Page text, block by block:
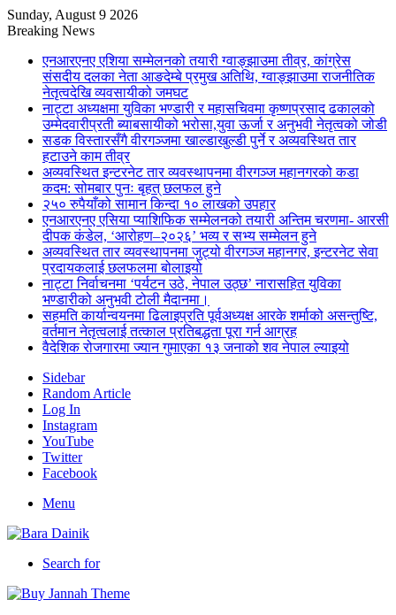
Sunday, August 9 2026
Breaking News
एनआरएनए एशिया सम्मेलनको तयारी ग्वाङ्झाउमा तीव्र, कांग्रेस
संसदीय दलका नेता आङदेम्बे प्रमुख अतिथि, ग्वाङ्झाउमा राजनीतिक
नेतृत्वदेखि व्यवसायीको जमघट
नाट्टा अध्यक्षमा युविका भण्डारी र महासचिवमा कृष्णप्रसाद ढकालको
उम्मेदवारीप्रती ब्याबसायीको भरोसा,युवा ऊर्जा र अनुभवी नेतृत्वको जोडी
सडक विस्तारसँगै वीरगञ्जमा खाल्डाखुल्डी पुर्ने र अव्यवस्थित तार
हटाउने काम तीव्र
अव्यवस्थित इन्टरनेट तार व्यवस्थापनमा वीरगञ्ज महानगरको कडा
कदम: सोमबार पुनः बृहत् छलफल हुने
२५० रुपैयाँको सामान किन्दा १० लाखको उपहार
एनआरएनए एसिया प्याशिफिक सम्मेलनको तयारी अन्तिम चरणमा- आरसी
दीपक कंडेल, ‘आरोहण–२०२६’ भव्य र सभ्य सम्मेलन हुने
अव्यवस्थित तार व्यवस्थापनमा जुट्यो वीरगञ्ज महानगर, इन्टरनेट सेवा
प्रदायकलाई छलफलमा बोलाइयो
नाट्टा निर्वाचनमा ‘पर्यटन उठे, नेपाल उठ्छ’ नारासहित युविका
भण्डारीको अनुभवी टोली मैदानमा।
सहमति कार्यान्वयनमा ढिलाइप्रति पूर्वअध्यक्ष आरके शर्माको असन्तुष्टि,
वर्तमान नेतृत्वलाई तत्काल प्रतिबद्धता पूरा गर्न आग्रह
वैदेशिक रोजगारमा ज्यान गुमाएका १३ जनाको शव नेपाल ल्याइयो
Sidebar
Random Article
Log In
Instagram
YouTube
Twitter
Facebook
Menu
Search for